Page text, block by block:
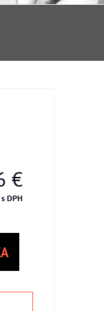
€
s DPH